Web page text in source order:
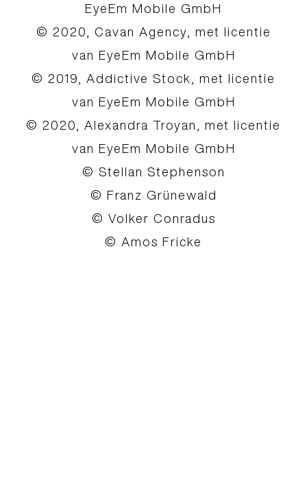
EyeEm Mobile GmbH
© 2020, Cavan Agency, met licentie
van EyeEm Mobile GmbH
© 2019, Addictive Stock, met licentie
van EyeEm Mobile GmbH
© 2020, Alexandra Troyan, met licentie
van EyeEm Mobile GmbH
© Stellan Stephenson
© Franz Grünewald
© Volker Conradus
© Amos Fricke